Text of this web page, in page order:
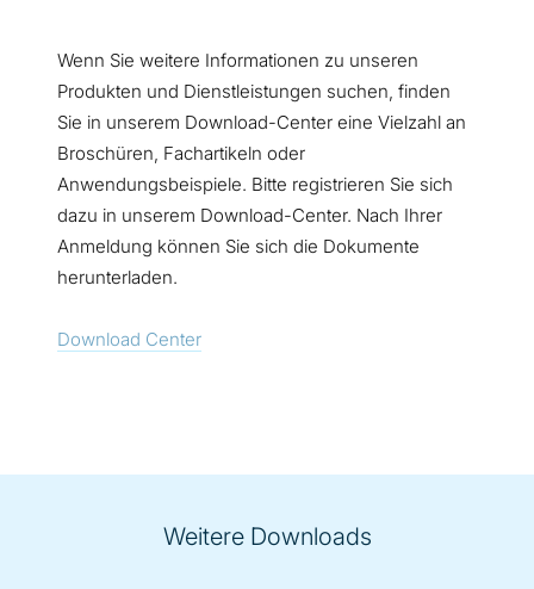
Wenn Sie weitere Informationen zu unseren
Produkten und Dienstleistungen suchen, finden
Sie in unserem Download-Center eine Vielzahl an
Broschüren, Fachartikeln oder
Anwendungsbeispiele. Bitte registrieren Sie sich
dazu in unserem Download-Center. Nach Ihrer
Anmeldung können Sie sich die Dokumente
herunterladen.
Download Center
Weitere Downloads